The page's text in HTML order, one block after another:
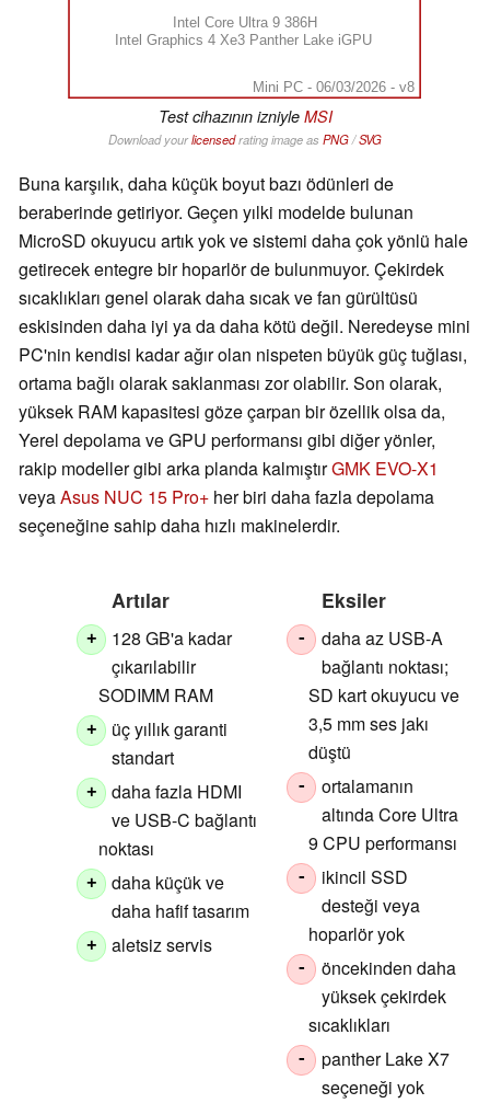
Intel Core Ultra 9 386H
Intel Graphics 4 Xe3 Panther Lake iGPU
Mini PC - 06/03/2026 - v8
Test cihazının izniyle MSI
Download yourlicensedrating image as PNG/SVG
Buna karşılık, daha küçük boyut bazı ödünleri de
beraberinde getiriyor. Geçen yılki modelde bulunan
MicroSD okuyucu artık yok ve sistemi daha çok yönlü hale
getirecek entegre bir hoparlör de bulunmuyor. Çekirdek
sıcaklıkları genel olarak daha sıcak ve fan gürültüsü
eskisinden daha iyi ya da daha kötü değil. Neredeyse mini
PC'nin kendisi kadar ağır olan nispeten büyük güç tuğlası,
ortama bağlı olarak saklanması zor olabilir. Son olarak,
yüksek RAM kapasitesi göze çarpan bir özellik olsa da,
Yerel depolama ve GPU performansı gibi diğer yönler,
rakip modeller gibi arka planda kalmıştırGMK EVO-X1
veyaAsus NUC 15 Pro+ her biri daha fazla depolama
seçeneğine sahip daha hızlı makinelerdir.
Artılar
+
128 GB'a kadar
çıkarılabilir
SODIMM RAM
+
üç yıllık garanti
standart
+
daha fazla HDMI
ve USB-C bağlantı
noktası
+
daha küçük ve
daha hafif tasarım
+ aletsiz servis
Eksiler
-
daha az USB-A
bağlantı noktası;
SD kart okuyucu ve
3,5 mm ses jakı
düştü
-
ortalamanın
altında Core Ultra
9 CPU performansı
-
ikincil SSD
desteği veya
hoparlör yok
-
öncekinden daha
yüksek çekirdek
sıcaklıkları
-
panther Lake X7
seçeneği yok